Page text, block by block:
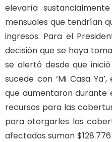
elevaría
mensuales que tendrían
ingresos. Para el
decisión que se haya
se alertó desde que
sucede con ‘Mi Casa
que aumentaron durante
recursos para las
para otorgarles las
afectados suman